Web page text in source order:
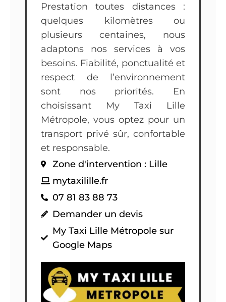
Prestation toutes distances :
quelques kilomètres ou
plusieurs centaines, nous
adaptons nos services à vos
besoins. Fiabilité, ponctualité et
respect de l’environnement
sont nos priorités. En
choisissant My Taxi Lille
Métropole, vous optez pour un
transport privé sûr, confortable
et responsable.
Zone d'intervention : Lille
mytaxilille.fr
07 81 83 88 73
Demander un devis
My Taxi Lille Métropole sur
Google Maps